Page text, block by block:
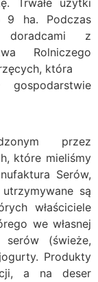
9 ha. Podczas
z
Rolniczego
która
przez
które mieliśmy
Serów,
są
właściciele
we własnej
(świeże,
Produkty
a na deser